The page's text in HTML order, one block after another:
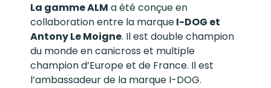
La gamme ALM a été conçue en
collaboration entre la marqueI-DOG et
Antony Le Moigne. Il est double champion
du monde en canicross et multiple
champion d’Europe et de France. Il est
l’ambassadeur de la marque I-DOG.